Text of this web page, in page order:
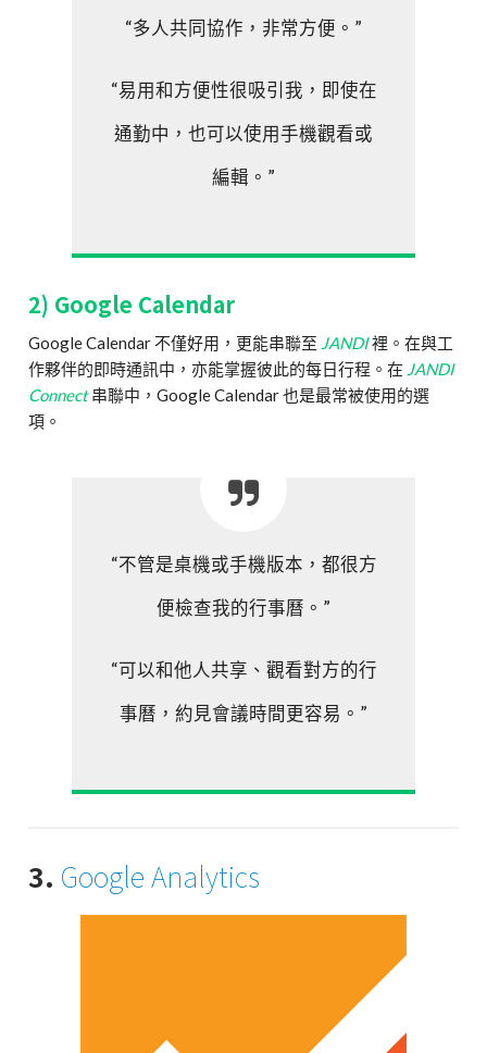
“多人共同協作，非常方便。”
“易用和方便性很吸引我，即使在
通勤中，也可以使用手機觀看或
編輯。”
2) Google Calendar
Google Calendar 不僅好用，更能串聯至 JANDI裡。在與工
作夥伴的即時通訊中，亦能掌握彼此的每日行程。在 JANDI
Connect 串聯中，Google Calendar 也是最常被使用的選
項。
“不管是桌機或手機版本，都很方
便檢查我的行事曆。”
“可以和他人共享、觀看對方的行
事曆，約見會議時間更容易。”
3. Google Analytics